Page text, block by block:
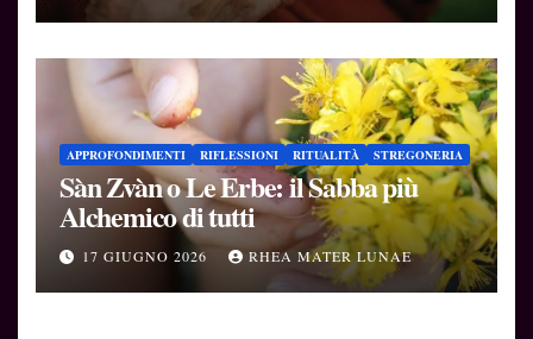
APPROFONDIMENTI RIFLESSIONI RITUALITÀ STREGONERIA
Sàn Zvàn o Le Erbe: il Sabba più
Alchemico di tutti
17 GIUGNO 2026 RHEA MATER LUNAE